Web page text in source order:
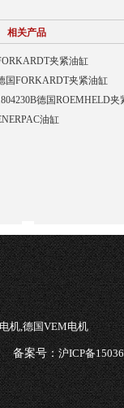
相关产品
夹紧油缸
国FORKARDT夹紧油缸
德国ROEMHELD夹
油缸
机,德国VEM电机
备案号：沪ICP备